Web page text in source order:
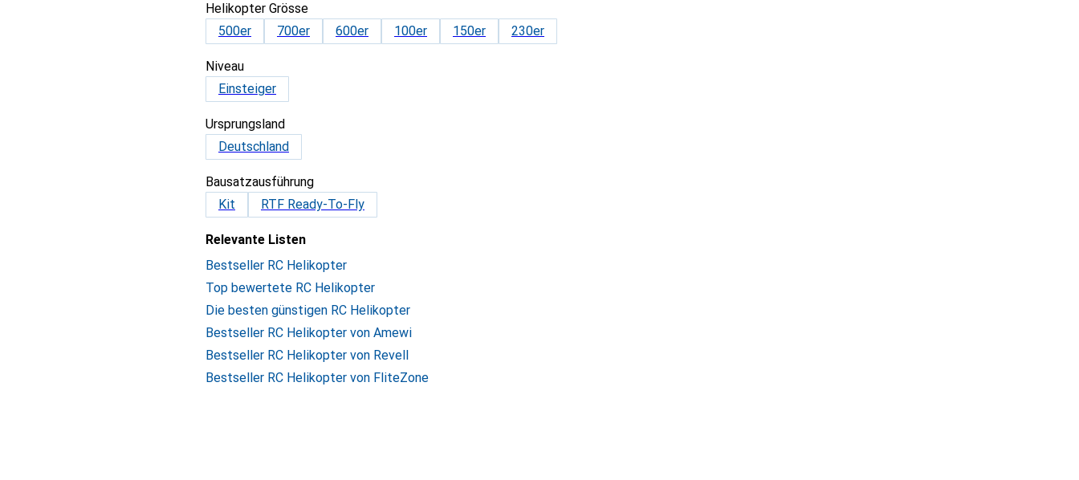
Helikopter Grösse
500er
700er 600er 100er 150er 230er
Niveau
Einsteiger
Ursprungsland
Deutschland
Bausatzausführung
Kit
RTF Ready-To-Fly
Relevante Listen
Bestseller RC Helikopter
Top bewertete RC Helikopter
Die besten günstigen RC Helikopter
Bestseller RC Helikopter von Amewi
Bestseller RC Helikopter von Revell
Bestseller RC Helikopter von FliteZone